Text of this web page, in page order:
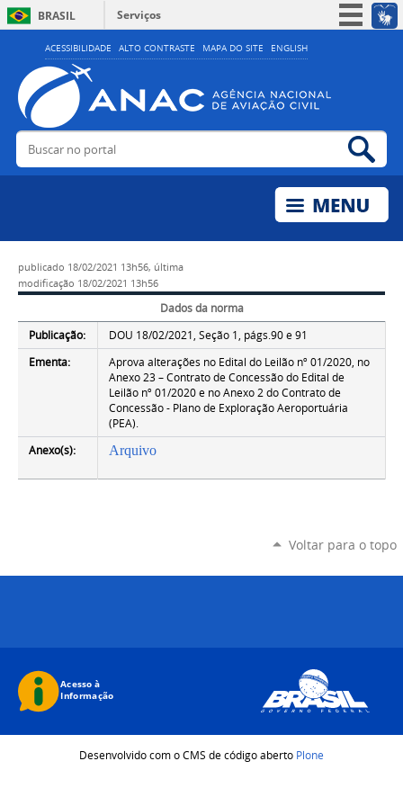
ACESSIBILIDADE ALTO CONTRASTE MAPA DO SITE ENGLISH
BRASIL
Serviços
Simplifique!
Acesso à informação
Legislação
Buscar no portal
publicado 18/02/2021 13h56, última
modificação 18/02/2021 13h56
Dados da norma
Publicação:
DOU 18/02/2021, Seção 1, págs.90 e 91
Ementa:
Aprova alterações no Edital do Leilão nº 01/2020, no
Anexo 23 – Contrato de Concessão do Edital de
Leilão nº 01/2020 e no Anexo 2 do Contrato de
Concessão - Plano de Exploração Aeroportuária
(PEA).
Anexo(s):
Arquivo
Voltar para o topo
Desenvolvido com o CMS de código aberto Plone